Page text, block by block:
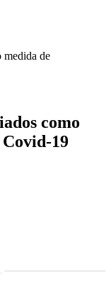
medida de
como
19